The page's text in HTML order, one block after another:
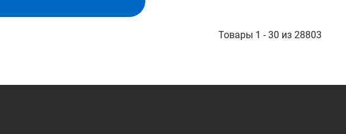
Товары 1 - 30 из 28803